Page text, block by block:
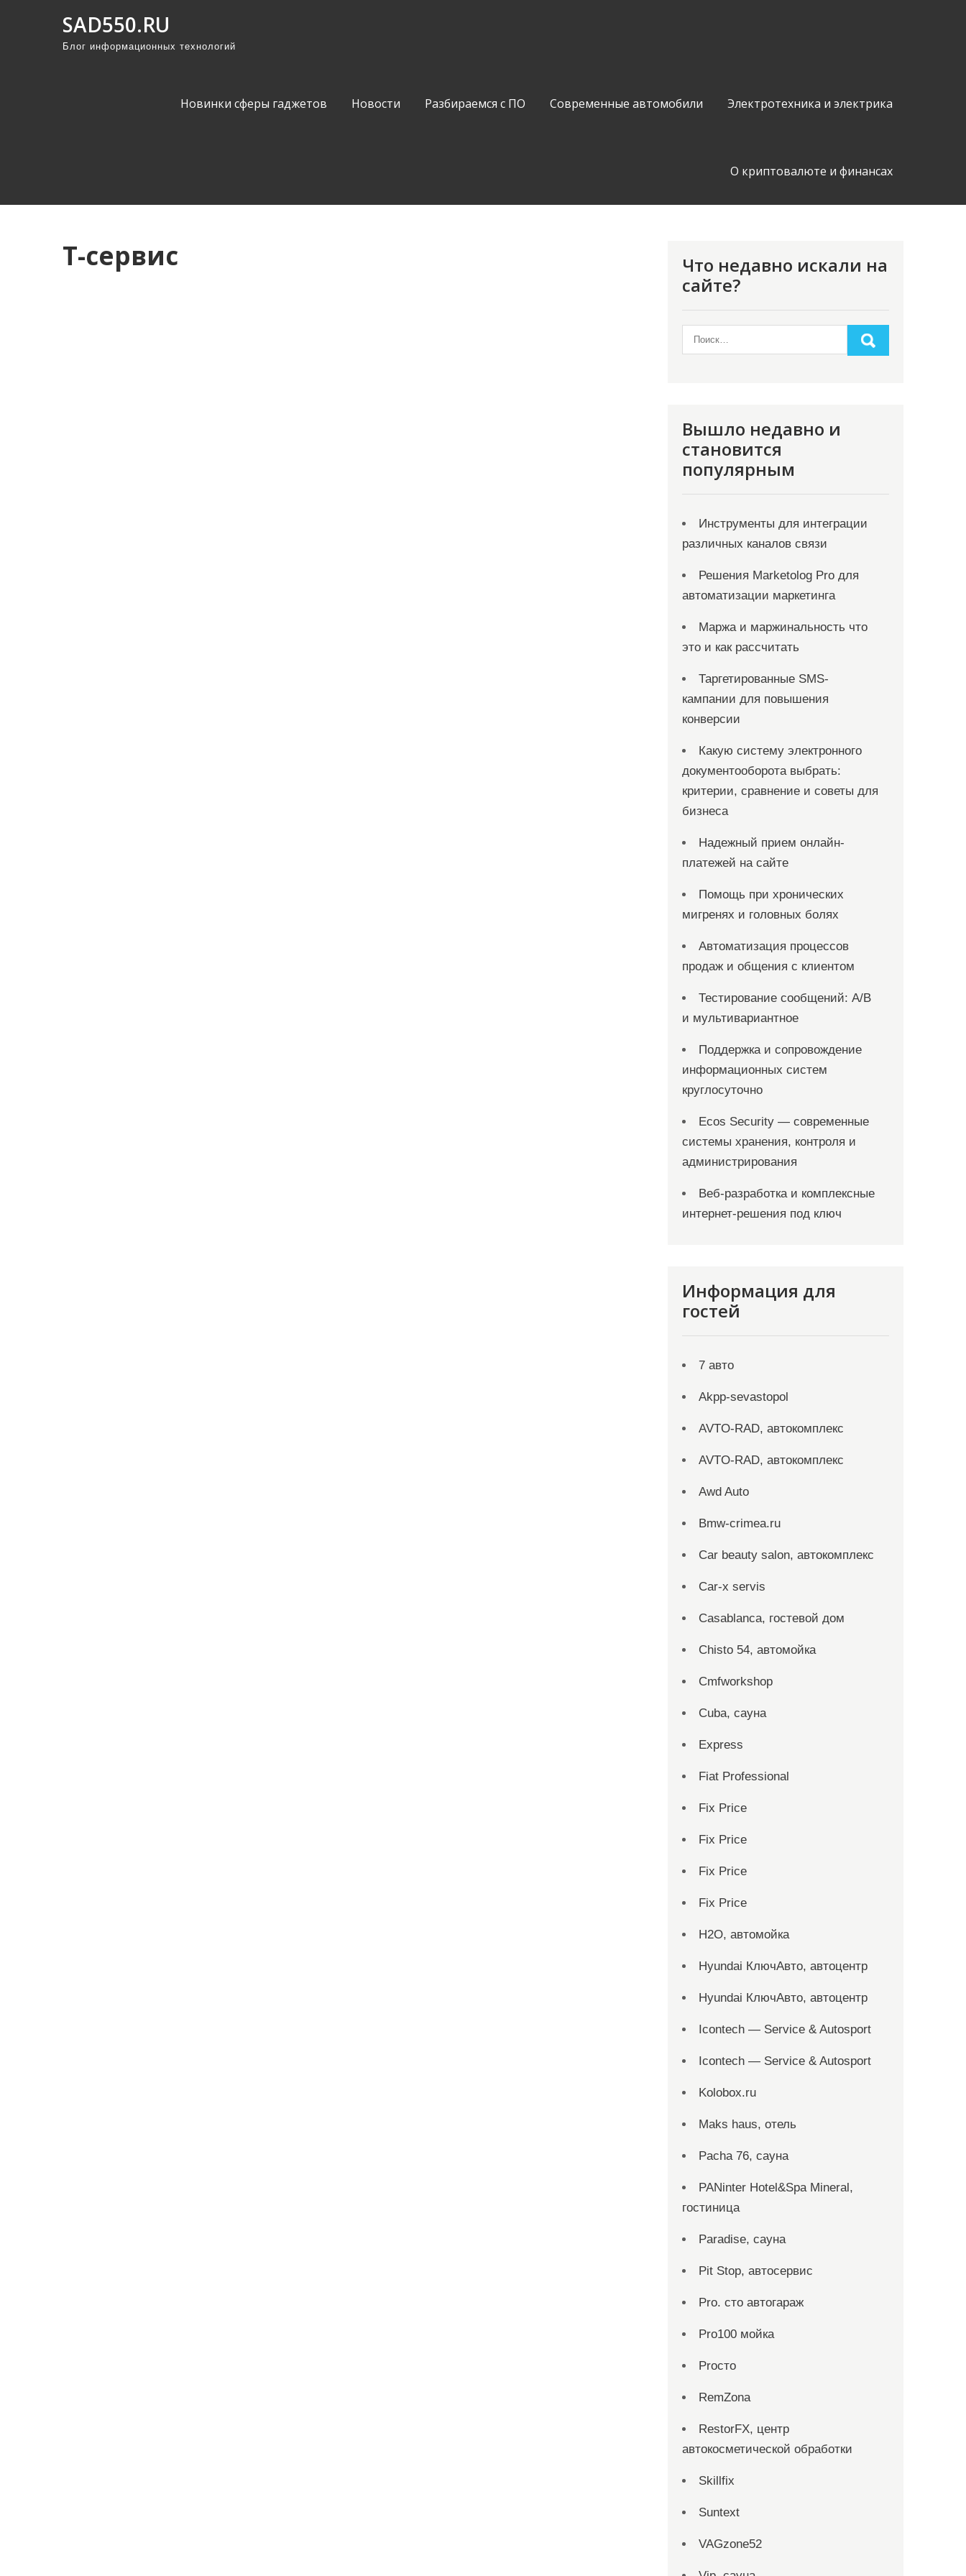
SAD550.RU
Блог информационных технологий
Новинки сферы гаджетов Новости Разбираемся с ПО Современные автомобили Электротехника и электрика
О криптовалюте и финансах
Т-сервис
Что недавно искали на
сайте?
Вышло недавно и
становится
популярным
Инструменты для интеграции
различных каналов связи
Решения Marketolog Pro для
автоматизации маркетинга
Маржа и маржинальность что
это и как рассчитать
Таргетированные SMS-
кампании для повышения
конверсии
Какую систему электронного
документооборота выбрать:
критерии, сравнение и советы для
бизнеса
Надежный прием онлайн-
платежей на сайте
Помощь при хронических
мигренях и головных болях
Автоматизация процессов
продаж и общения с клиентом
Тестирование сообщений: A/B
и мультивариантное
Поддержка и сопровождение
информационных систем
круглосуточно
Ecos Security — современные
системы хранения, контроля и
администрирования
Веб-разработка и комплексные
интернет-решения под ключ
Информация для
гостей
7 авто
Akpp-sevastopol
AVTO-RAD, автокомплекс
AVTO-RAD, автокомплекс
Awd Auto
Bmw-crimea.ru
Car beauty salon, автокомплекс
Car-x servis
Casablanca, гостевой дом
Chisto 54, автомойка
Cmfworkshop
Cuba, сауна
Express
Fiat Professional
Fix Price
Fix Price
Fix Price
Fix Price
H2O, автомойка
Hyundai КлючАвто, автоцентр
Hyundai КлючАвто, автоцентр
Icontech — Service & Autosport
Icontech — Service & Autosport
Kolobox.ru
Maks haus, отель
Pacha 76, сауна
PANinter Hotel&Spa Mineral,
гостиница
Paradise, сауна
Pit Stop, автосервис
Pro. cтo автогараж
Pro100 мойка
Proсто
RemZona
RestorFX, центр
автокосметической обработки
Skillfix
Suntext
VAGzone52